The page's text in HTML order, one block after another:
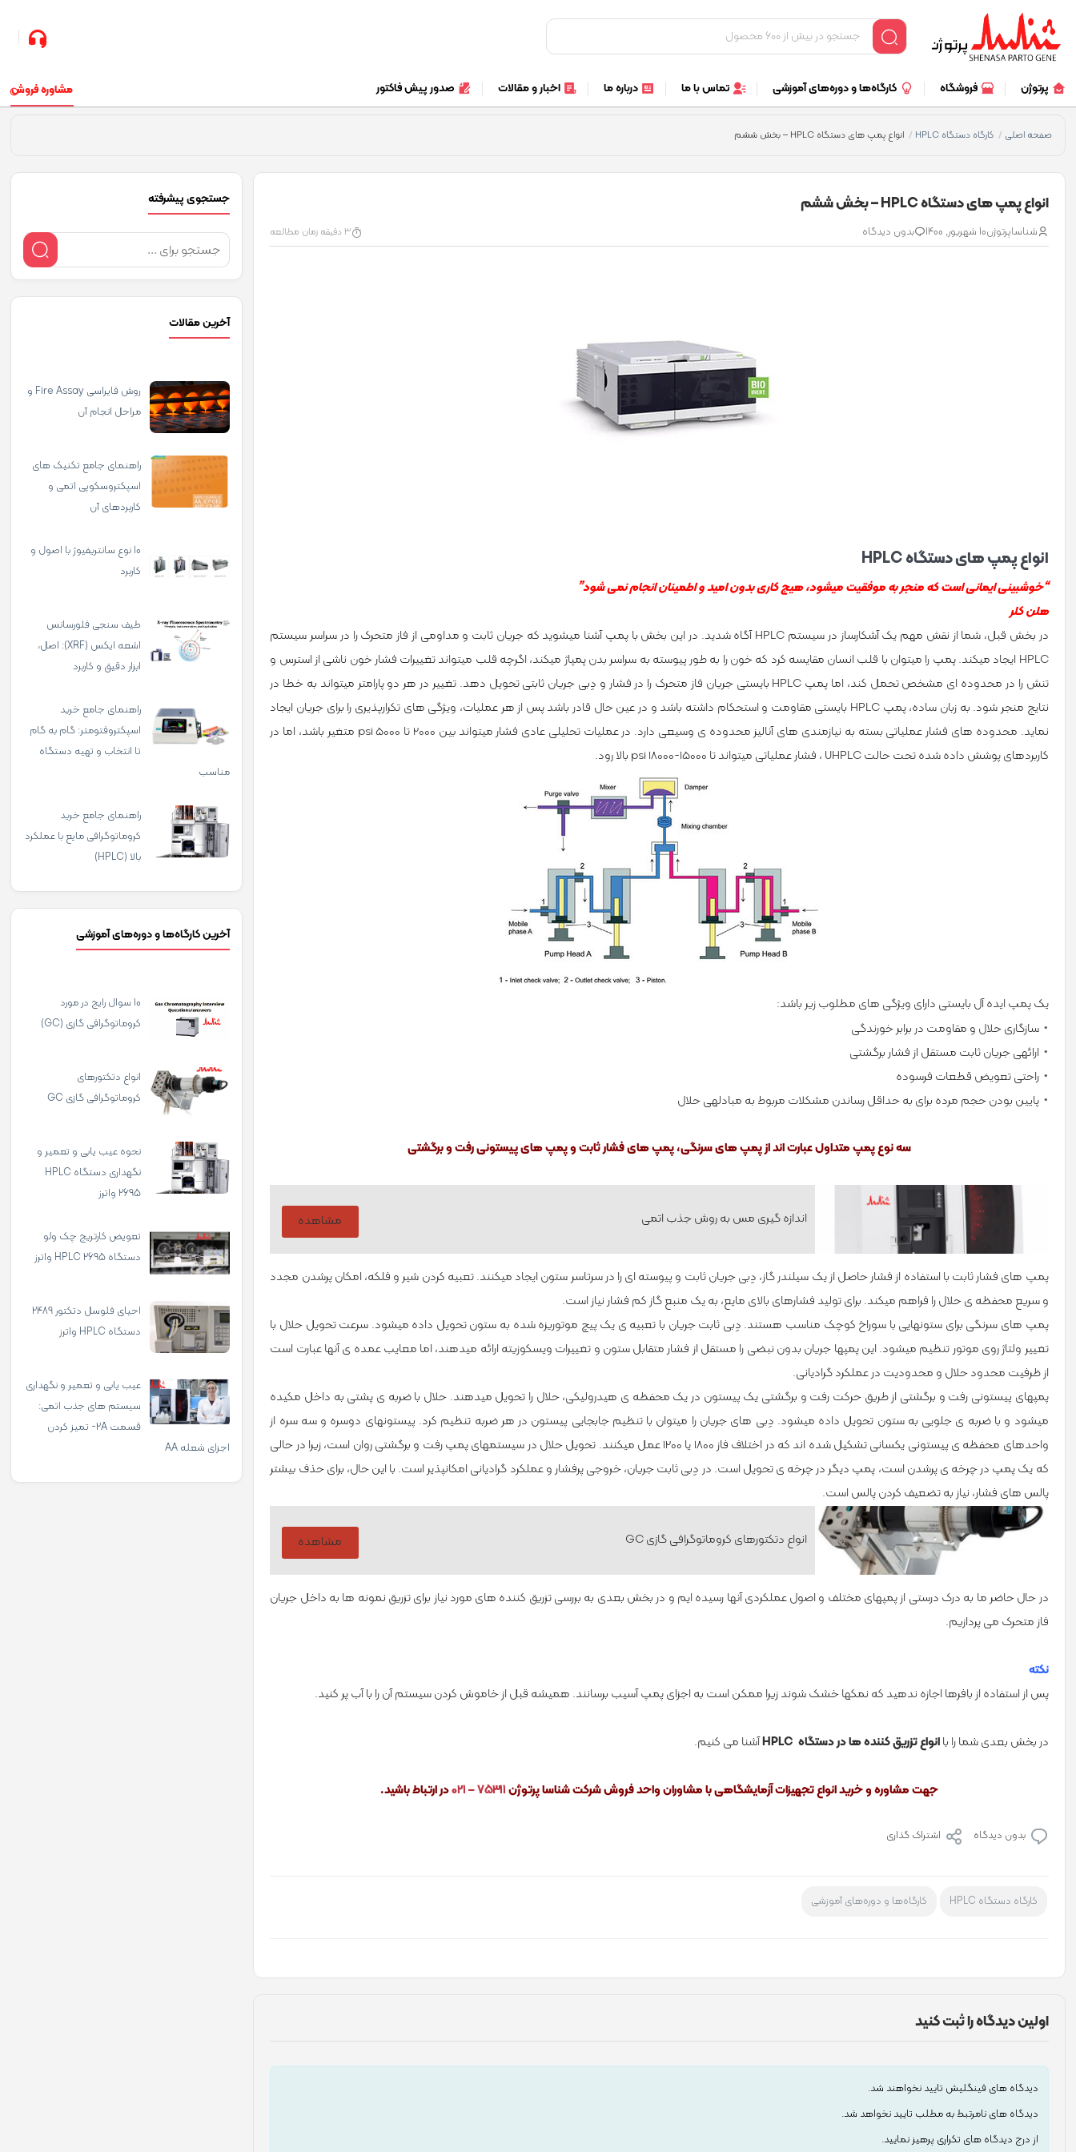
پرتوژن فروشگاه کارگاه‌ها و دوره‌های آموزشی تماس با ما درباره ما اخبار و مقالات صدور پیش فاکتور مشاوره فروش
صفحه اصلی / کارگاه دستگاه HPLC / انواع پمپ­ های دستگاه HPLC – بخش ششم
انواع پمپ­ های دستگاه HPLC – بخش ششم
شناساپرتوژن10 شهریور, 1400 بدون دیدگاه 3 دقیقه زمان مطالعه
انواع پمپ­ های دستگاه HPLC
“خوش­بینی ایمانی است که منجر به موفقیت می­شود، هیچ کاری بدون امید و اطمینان انجام نمی­ شود”
هلن کلر
در بخش قبل، شما از نقش مهم یک آشکارساز در سیستم HPLC آگاه شدید. در این بخش با پمپ آشنا می­شوید که جریان ثابت و مداومی از فاز متحرک را در سراسر سیستم
HPLC ایجاد می­کند. پمپ را می­توان با قلب انسان مقایسه کرد که خون را به طور پیوسته به سراسر بدن پمپاژ می­کند، اگرچه قلب می­تواند تغییرات فشار خون ناشی از استرس و
تنش را در محدوده­ ای مشخص تحمل کند، اما پمپ HPLC بایستی جریان فاز متحرک را در فشار و دِبی جریان ثابتی تحویل دهد. تغییر در هر دو پارامتر می­تواند به خطا در
نتایج منجر شود. به زبان ساده، پمپ HPLC بایستی مقاومت و استحکام داشته باشد و در عین حال قادر باشد پس از هر عملیات، ویژگی­ های تکرارپذیری را برای جریان ایجاد
نماید. محدوده­ های فشار عملیاتی بسته به نیازمندی­ های آنالیز محدوده­ ی وسیعی دارد. در عملیات تحلیلی عادی فشار می­تواند بین 2000 تا 5000 psi متغیر باشد، اما در
کاربردهای پوشش داده شده تحت حالت UHPLC ، فشار عملیاتی می­تواند تا 15000-18000 psi بالا رود.
یک پمپ ایده ­آل بایستی دارای ویژگی­ های مطلوب زیر باشد:
سازگاری حلال و مقاومت در برابر خورندگی
ارائه­ی جریان ثابت مستقل از فشار برگشتی
راحتی تعویض قطعات فرسوده
پایین بودن حجم مرده برای به حداقل رساندن مشکلات مربوط به مبادله­ی حلال
سه نوع پمپ متداول عبارت اند از پمپ ­های سرنگی، پمپ­ های فشار ثابت و پمپ ­های پیستونی رفت و برگشتی
اندازه گیری مس به روش جذب اتمی مشاهده
پمپ­ های فشار ثابت با استفاده از فشار حاصل از یک سیلندر گاز، دِبی جریان ثابت و پیوسته ­ای را در سرتاسر ستون ایجاد می­کنند. تعبیه کردن شیر و فلکه، امکان پرشدن مجدد
و سریع محفظه­ ی حلال را فراهم می­کند. برای تولید فشارهای بالای مایع، به یک منبع گاز کم ­فشار نیاز است.
پمپ­ های سرنگی برای ستون­هایی با سوراخ کوچک مناسب هستند. دِبی ثابت جریان با تعبیه­ ی یک پیچ موتوریزه شده به ستون تحویل داده می­شود. سرعت تحویل حلال با
تغییر ولتاژ روی موتور تنظیم می­شود. این پمپ­ها جریان بدون نبضی را مستقل از فشار متقابل ستون و تغییرات ویسکوزیته ارائه می­دهند، اما معایب عمده­ ی آنها عبارت است
از ظرفیت محدود حلال و محدودیت در عملکرد گرادیانی.
پمپ­های پیستونی رفت و برگشتی از طریق حرکت رفت و برگشتی یک پیستون در یک محفظه­ ی هیدرولیکی، حلال را تحویل می­دهند. حلال با ضربه­ ی پشتی به داخل مکیده
می­شود و با ضربه­ ی جلویی به ستون تحویل داده می­شود. دِبی­ های جریان را می­توان با تنظیم جابجایی پیستون در هر ضربه تنظیم کرد. پیستون­های دوسره و سه سره از
واحدهای محفظه­ ی پیستونی یکسانی تشکیل شده اند که در اختلاف فاز 1800 یا 1200 عمل می­کنند. تحویل حلال در سیستم­های پمپ رفت و برگشتی روان است، زیرا در حالی
که یک پمپ در چرخه­ ی پرشدن است، پمپ دیگر در چرخه­ ی تحویل است. در دِبی ثابت جریان، خروجی پرفشار و عملکرد گرادیانی امکان­پذیر است. با این حال، برای حذف بیشتر
پالس­ های فشار، نیاز به تضعیف کردن پالس است.
انواع دتکتورهای کروماتوگرافی گازی GC مشاهده
در حال حاضر ما به درک درستی از پمپ­های مختلف و اصول عملکردی آنها رسیده ایم و در بخش بعدی به بررسی تزریق­ کننده­ های مورد نیاز برای تزریق نمونه ­ها به داخل جریان
فاز متحرک می­ پردازیم.
نکته­
پس از استفاده از بافرها اجازه ندهید که نمک­ها خشک شوند زیرا ممکن است به اجزای پمپ آسیب برسانند. همیشه قبل از خاموش کردن سیستم آن را با آب پر کنید.
در بخش بعدی شما را باانواع تزریق­ کننده­ ها در دستگاه HPLC آشنا می­ کنیم.
جهت مشاوره و خرید انواع تجهیزات آزمایشگاهی با مشاوران واحد فروش شرکت شناسا پرتوژن۷۵۳۱۱ – ۰۲۱ در ارتباط باشید.
بدون دیدگاه اشتراک گذاری
کارگاه دستگاه HPLC کارگاه‌ها و دوره‌های آموزشی
اولین دیدگاه را ثبت کنید
دیدگاه های فینگلیش تایید نخواهند شد.
دیدگاه های نامرتبط به مطلب تایید نخواهد شد.
از درج دیدگاه های تکراری پرهیز نمایید.
جستجوی پیشرفته
آخرین‌ مقالات
روش فایراسی Fire Assay و
مراحل انجام آن
راهنمای جامع تکنیک‌ های
اسپکتروسکوپی اتمی و
کاربردهای آن
10 نوع سانتریفیوژ با اصول و
کاربرد
طیف سنجی فلورسانس
اشعه ایکس (XRF): اصل،
ابزار دقیق و کاربرد
راهنمای جامع خرید
اسپکتروفتومتر: گام به گام
تا انتخاب و تهیه دستگاه
مناسب
راهنمای جامع خرید
کروماتوگرافی مایع با عملکرد
بالا (HPLC)
آخرین کارگاه‌ها و دوره‌های آموزشی
10 سوال رایج در مورد
کروماتوگرافی گازی (GC)
انواع دتکتورهای
کروماتوگرافی گازی GC
نحوه عیب یابی و تعمیر و
نگهداری دستگاه HPLC
2695 واترز
تعویض کارتریج چک ولو
دستگاه HPLC 2695 واترز
احیای فلوسل دتکتور 2489
دستگاه HPLC واترز
عیب یابی و تعمیر و نگهداری
سیستم های جذب اتمی:
قسمت 2A- تمیز کردن
اجزای شعله AA